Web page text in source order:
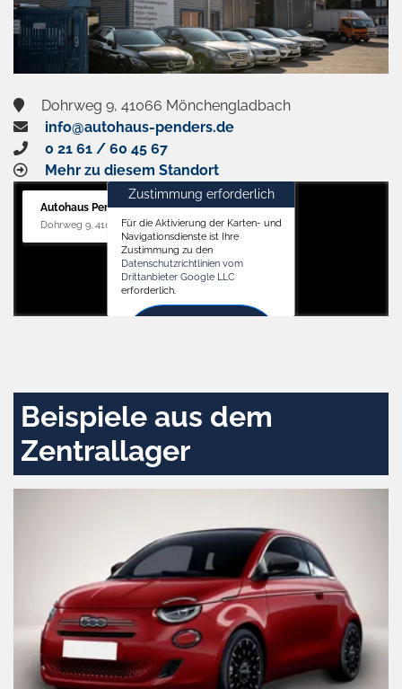
Dohrweg 9, 41066 Mönchengladbach
info@autohaus-penders.de
0 21 61 / 60 45 67
Mehr zu diesem Standort
Autohaus Penders (Service)
Dohrweg 9, 41066 Mönchengladbach
Zustimmung erforderlich
Für die Aktivierung der Karten- und
Navigationsdienste ist Ihre
Zustimmung zu den
Datenschutzrichtlinien vom
Drittanbieter Google LLC
erforderlich.
Beispiele aus dem
Zentrallager